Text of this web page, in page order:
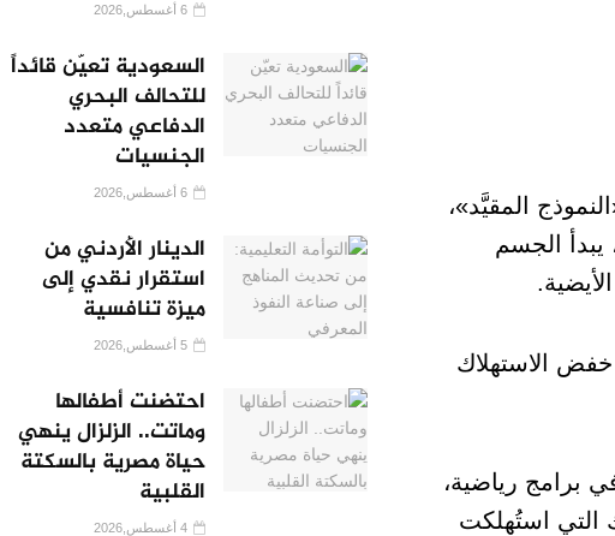
المقيَّد»،
يبدأ الجسم
خفض الاستهلاك
شملت نحو 450 شخصًا شاركوا في برامج رياضية،
التي استُهلكت
السعودية تعيّن قائداً
للتحالف البحري
الدفاعي متعدد
الجنسيات
الدينار الأردني من
استقرار نقدي إلى
ميزة تنافسية
احتضنت أطفالها
وماتت.. الزلزال ينهي
حياة مصرية بالسكتة
القلبية